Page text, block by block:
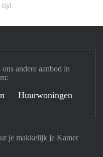
tijd
je makkelijk je Kamer
andere aanbod in
Huurwoningen